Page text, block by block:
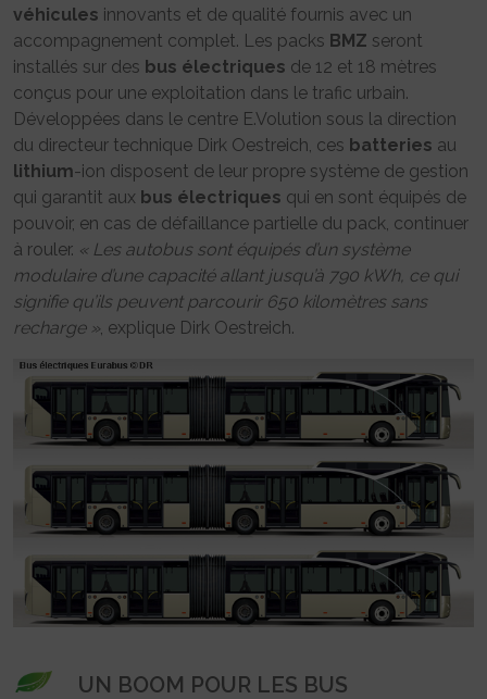
véhicules innovants et de qualité fournis avec un
accompagnement complet. Les packs BMZ seront
installés sur des bus électriques de 12 et 18 mètres
conçus pour une exploitation dans le trafic urbain.
Développées dans le centre E.Volution sous la direction
du directeur technique Dirk Oestreich, ces batteries au
lithium-ion disposent de leur propre système de gestion
qui garantit aux bus électriques qui en sont équipés de
pouvoir, en cas de défaillance partielle du pack, continuer
à rouler. « Les autobus sont équipés d’un système
modulaire d’une capacité allant jusqu’à 790 kWh, ce qui
signifie qu’ils peuvent parcourir 650 kilomètres sans
recharge » , explique Dirk Oestreich.
UN BOOM POUR LES BUS